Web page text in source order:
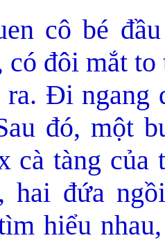
cô bé
có đôi mắt
Đi ngang
đó, một
cà tàng
hai đứa
hiểu